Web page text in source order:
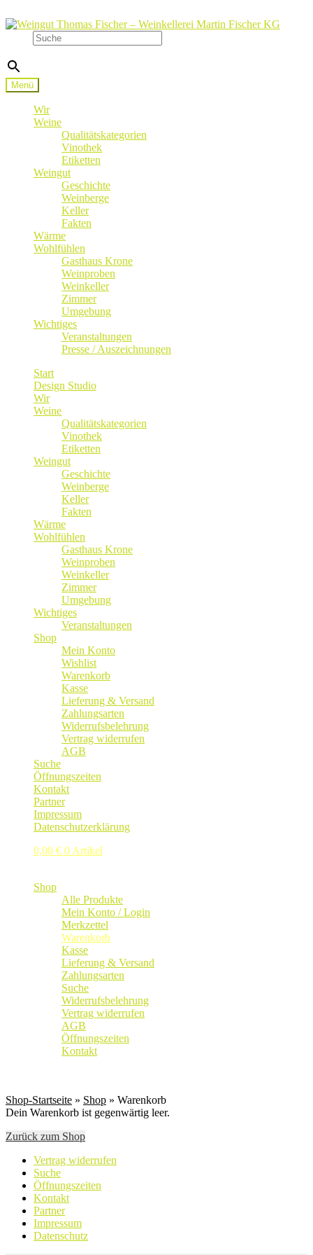
Zur
Navigation
springen
Zum
springen
Menü
Wir
Weine
Qualitätskategorien
Vinothek
Etiketten
Weingut
Geschichte
Weinberge
Keller
Fakten
Wärme
Wohlfühlen
Gasthaus Krone
Weinproben
Weinkeller
Zimmer
Umgebung
Wichtiges
Veranstaltungen
Presse / Auszeichnungen
Start
Design Studio
Wir
Weine
Qualitätskategorien
Vinothek
Etiketten
Weingut
Geschichte
Weinberge
Keller
Fakten
Wärme
Wohlfühlen
Gasthaus Krone
Weinproben
Weinkeller
Zimmer
Umgebung
Wichtiges
Veranstaltungen
Shop
Mein Konto
Wishlist
Warenkorb
Kasse
Lieferung & Versand
Zahlungsarten
Widerrufsbelehrung
Vertrag widerrufen
AGB
Suche
Öffnungszeiten
Kontakt
Partner
Impressum
Datenschutzerklärung
0,00 € 0 Artikel
Shop
Alle Produkte
Mein Konto / Login
Merkzettel
Warenkorb
Kasse
Lieferung & Versand
Zahlungsarten
Suche
Widerrufsbelehrung
Vertrag widerrufen
AGB
Öffnungszeiten
Kontakt
Shop-Startseite » Shop » Warenkorb
Dein Warenkorb ist gegenwärtig leer.
Zurück zum Shop
Vertrag widerrufen
Suche
Öffnungszeiten
Kontakt
Partner
Impressum
Datenschutz